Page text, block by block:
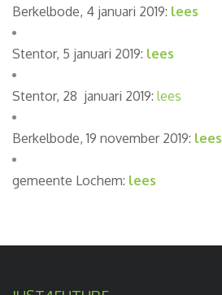
Berkelbode, 4 januari 2019: lees
Stentor, 5 januari 2019: lees
Stentor, 28 januari 2019: lees
Berkelbode, 19 november 2019: lees
gemeente Lochem: lees